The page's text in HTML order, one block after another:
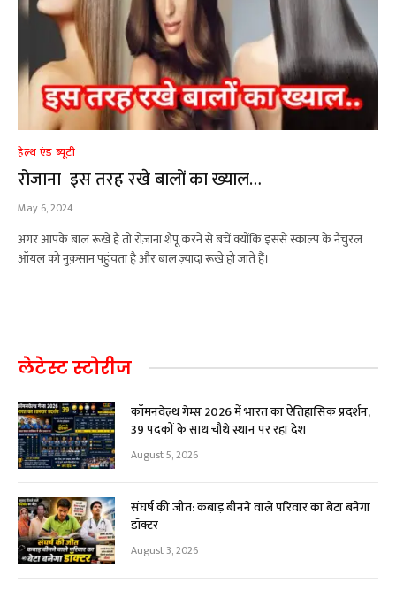
हेल्थ एंड ब्यूटी
रोजाना इस तरह रखे बालों का ख्याल…
May 6, 2024
अगर आपके बाल रूखे हैं तो रोज़ाना शैंपू करने से बचें क्योंकि इससे स्काल्प के नैचुरल
ऑयल को नुक़सान पहुंचता है और बाल ज़्यादा रूखे हो जाते हैं।
लेटेस्ट स्टोरीज
कॉमनवेल्थ गेम्स 2026 में भारत का ऐतिहासिक प्रदर्शन,
39 पदकों के साथ चौथे स्थान पर रहा देश
August 5, 2026
संघर्ष की जीत: कबाड़ बीनने वाले परिवार का बेटा बनेगा
डॉक्टर
August 3, 2026